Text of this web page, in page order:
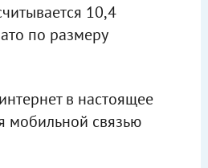
10,4
по размеру
в настоящее
мобильной связью